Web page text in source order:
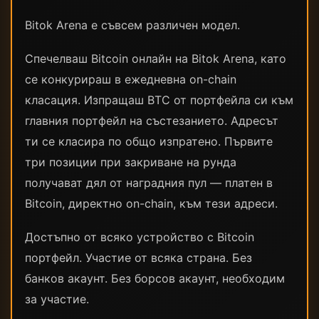
Bitok Arena е съвсем различен модел.
Спечелваш Bitcoin онлайн на Bitok Arena, като
се конкурираш в ежедневна on-chain
класация. Изпращаш BTC от портфейла си към
главния портфейл на състезанието. Адресът
ти се класира по общо изпратено. Първите
три позиции при закриване на рунда
получават дял от наградния пул — платен в
Bitcoin, директно on-chain, към тези адреси.
Достъпно от всяко устройство с Bitcoin
портфейл. Участие от всяка страна. Без
банков акаунт. Без борсов акаунт, необходим
за участие.